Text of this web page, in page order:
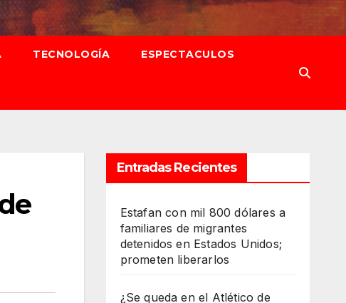
TECNOLOGÍA ESPECTACULOS
Entradas Recientes
Estafan con mil 800 dólares a
familiares de migrantes
detenidos en Estados Unidos;
prometen liberarlos
¿Se queda en el Atlético de